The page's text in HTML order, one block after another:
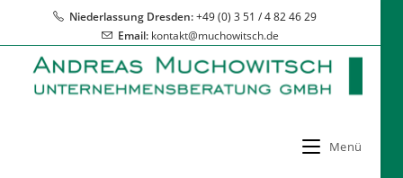
springen
Niederlassung Dresden:+49 (0) 3 51 / 4 82 46 29
Email: kontakt@muchowitsch.de
Menü